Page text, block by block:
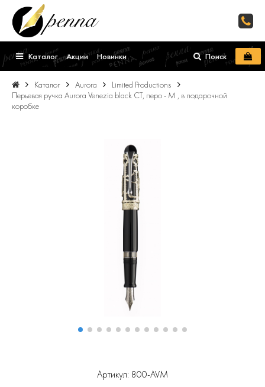
Каталог Акции Новинки Поиск
Каталог Aurora
Limited Productions
Перьевая ручка Aurora Venezia black CT, перо - М , в подарочной
коробке
Артикул: 800-AVM